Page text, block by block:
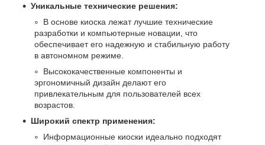
Уникальные технические решения:
В основе киоска лежат лучшие технические
разработки и компьютерные новации, что
обеспечивает его надежную и стабильную работу
в автономном режиме.
Высококачественные компоненты и
эргономичный дизайн делают его
привлекательным для пользователей всех
возрастов.
Широкий спектр применения:
Информационные киоски идеально подходят